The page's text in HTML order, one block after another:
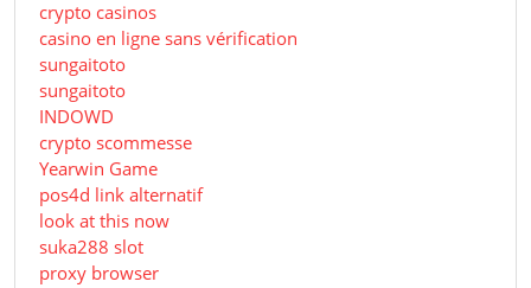
crypto casinos
casino en ligne sans vérification
sungaitoto
sungaitoto
INDOWD
crypto scommesse
Yearwin Game
pos4d link alternatif
look at this now
suka288 slot
proxy browser